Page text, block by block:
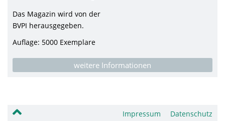
Das Magazin wird von der
BVPI herausgegeben.
Auflage: 5000 Exemplare
weitere Informationen
Impressum Datenschutz